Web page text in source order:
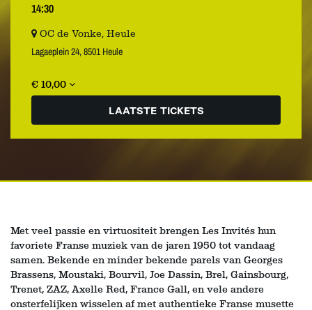
14:30
OC de Vonke, Heule
Lagaeplein 24, 8501 Heule
€ 10,00
LAATSTE TICKETS
Met veel passie en virtuositeit brengen Les Invités hun
favoriete Franse muziek van de jaren 1950 tot vandaag
samen. Bekende en minder bekende parels van Georges
Brassens, Moustaki, Bourvil, Joe Dassin, Brel, Gainsbourg,
Trenet, ZAZ, Axelle Red, France Gall, en vele andere
onsterfelijken wisselen af met authentieke Franse musette